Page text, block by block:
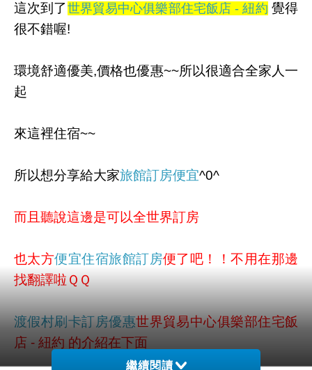
這次到了 世界貿易中心俱樂部住宅飯店 - 紐約 覺得
很不錯喔!
環境舒適優美,價格也優惠~~所以很適合全家人一
起
來這裡住宿~~
所以想分享給大家旅館訂房便宜^0^
而且聽說這邊是可以全世界訂房
也太方便宜住宿旅館訂房便了吧！！不用在那邊
找翻譯啦ＱＱ
渡假村刷卡訂房優惠世界貿易中心俱樂部住宅飯
店 - 紐約 的介紹在下面
繼續閱讀